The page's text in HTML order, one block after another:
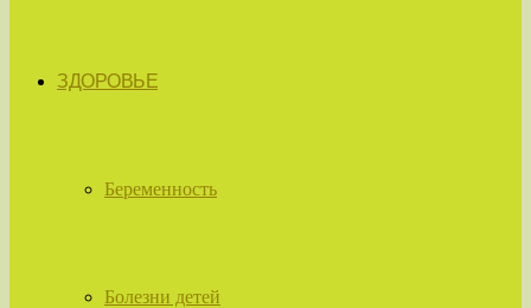
ЗДОРОВЬЕ
Беременность
Болезни детей